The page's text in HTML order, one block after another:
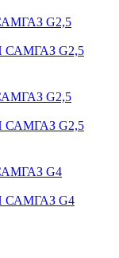
G2,5
G2,5
G4